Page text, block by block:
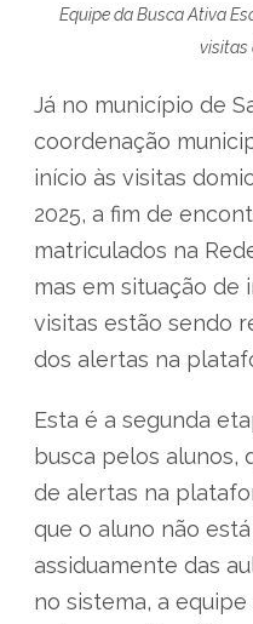
Equipe da Busca Ativa
visitas
Já no município de
coordenação
início às visitas
2025, a fim de
matriculados na
mas em situação de
visitas estão sendo
dos alertas na
Esta é a segunda
busca pelos alunos,
de alertas na
que o aluno não
assiduamente das
no sistema, a